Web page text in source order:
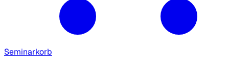
Seminarkorb